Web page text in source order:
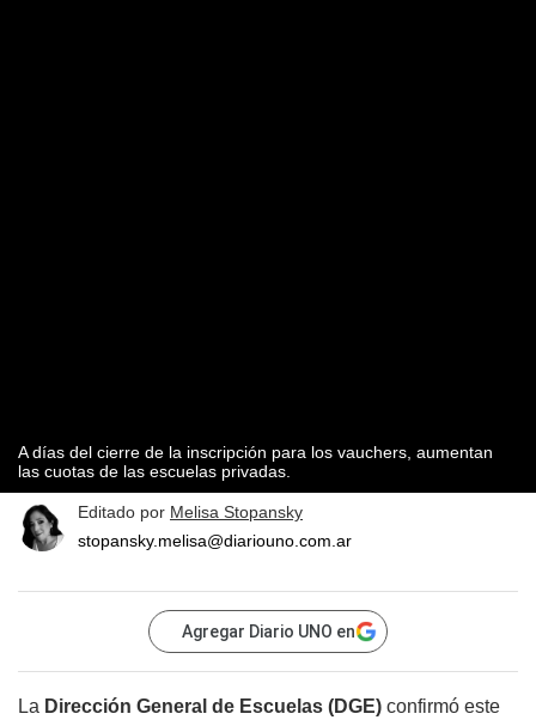
A días del cierre de la inscripción para los vauchers, aumentan
las cuotas de las escuelas privadas.
Editado por Melisa Stopansky
stopansky.melisa@diariouno.com.ar
Agregar Diario UNO en
La Dirección General de Escuelas (DGE) confirmó este